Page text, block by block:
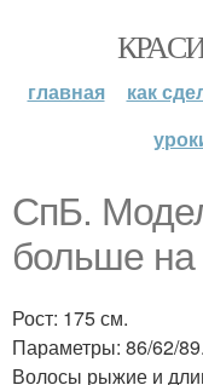
главная как
СпБ.
больше на
Рост: 175 см.
Параметры: 86/62/89.
Волосы рыжие и